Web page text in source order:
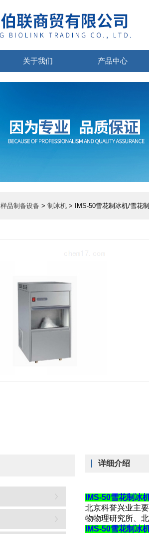
关于我们 产品中心
样品制备设备 > 制冰机 > IMS-50雪花制冰机/雪花
详细介绍
IMS-50雪花制冰
北京科誉兴业主
物物理研究所、
IMS-50雪花制冰